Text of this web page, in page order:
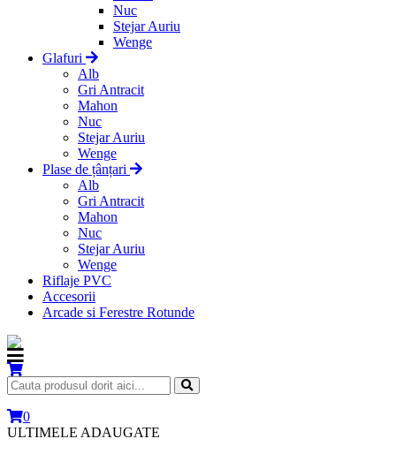
Nuc
Stejar Auriu
Wenge
Glafuri
Alb
Gri Antracit
Mahon
Nuc
Stejar Auriu
Wenge
Plase de țânțari
Alb
Gri Antracit
Mahon
Nuc
Stejar Auriu
Wenge
Riflaje PVC
Accesorii
Arcade si Ferestre Rotunde
0
ULTIMELE ADAUGATE